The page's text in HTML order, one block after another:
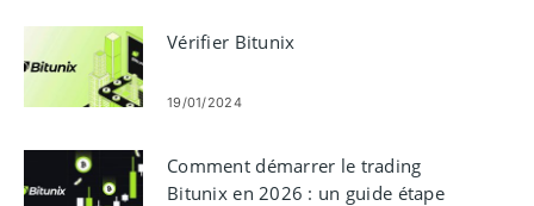
Vérifier Bitunix
19/01/2024
Comment démarrer le trading
Bitunix en 2026 : un guide étape